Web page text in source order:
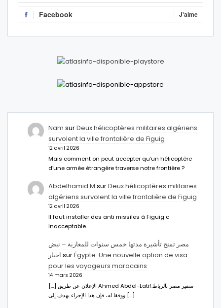
Facebook J'aime
Nam surDeux hélicoptères militaires algériens
survolent la ville frontalière de Figuig
12 avril 2026
Mais comment on peut accepter qu’un hélicoptère
d’une armée étrangère traverse notre frontière ?
Abdelhamid M surDeux hélicoptères militaires
algériens survolent la ville frontalière de Figuig
12 avril 2026
Il faut installer des anti missiles à Figuig c
inacceptable
مصر تمنح تأشيرة مدتها خمس سنوات للمغاربة – نبض
اخبار surÉgypte: Une nouvelle option de visa
pour les voyageurs marocains
14 mars 2026
[…] الإعلان عن طريق Ahmed Abdel-Latifسفير مصر بالرباط.
ووفقا له، فإن هذا الإجراء يهدف إلى […]